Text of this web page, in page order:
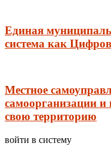
Единая
система как
Местное
самоорганизации и
свою территорию
войти в систему